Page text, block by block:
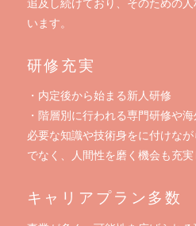
います。
研修充実
・内定後から始まる新人研修
・階層別に行われる専門研修や
必要な知識や技術身をに付けな
でなく、人間性を磨く機会も充実
キャリアプラン多数